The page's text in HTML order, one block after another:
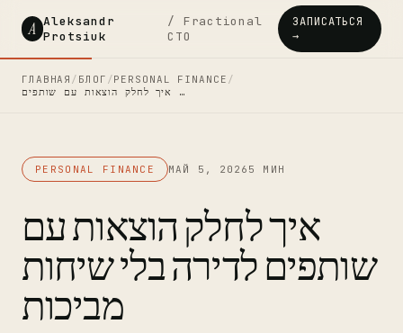
A Aleksandr
Protsiuk
/ Fractional
CTO
ЗАПИСАТЬСЯ
→
ГЛАВНАЯ / БЛОГ /PERSONAL FINANCE /
איך לחלק הוצאות עם שותפים …
PERSONAL FINANCE МАЙ 5, 2026 5 МИН
איך לחלק הוצאות עם
שותפים לדירה בלי שיחות
מביכות